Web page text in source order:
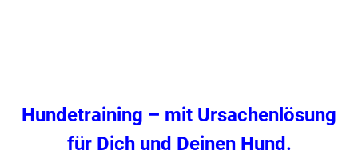
Hundetraining – mit Ursachenlösung
für Dich und Deinen Hund.